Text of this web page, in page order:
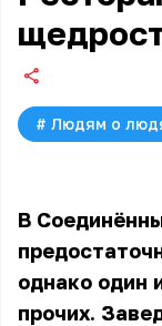
# Людям о
В
однако один
прочих.